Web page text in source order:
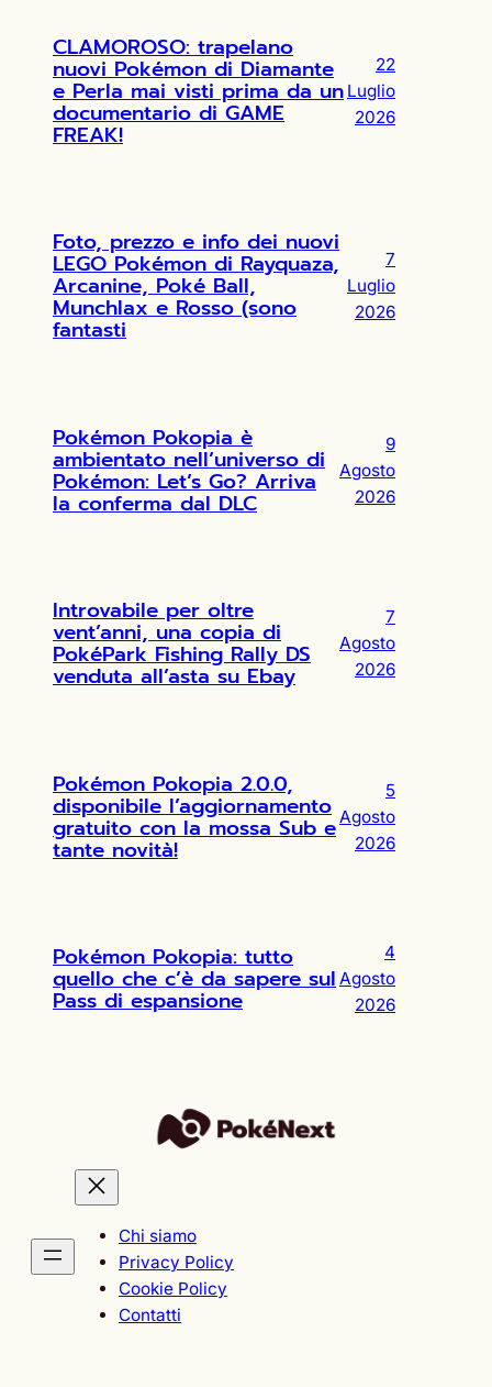
CLAMOROSO: trapelano
nuovi Pokémon di Diamante
e Perla mai visti prima da un
documentario di GAME
FREAK!
22
Luglio
2026
Foto, prezzo e info dei nuovi
LEGO Pokémon di Rayquaza,
Arcanine, Poké Ball,
Munchlax e Rosso (sono
fantasti
7
Luglio
2026
Pokémon Pokopia è
ambientato nell’universo di
Pokémon: Let’s Go? Arriva
la conferma dal DLC
9
Agosto
2026
Introvabile per oltre
vent’anni, una copia di
PokéPark Fishing Rally DS
venduta all’asta su Ebay
7
Agosto
2026
Pokémon Pokopia 2.0.0,
disponibile l’aggiornamento
gratuito con la mossa Sub e
tante novità!
5
Agosto
2026
Pokémon Pokopia: tutto
quello che c’è da sapere sul
Pass di espansione
4
Agosto
2026
Chi siamo
Privacy Policy
Cookie Policy
Contatti